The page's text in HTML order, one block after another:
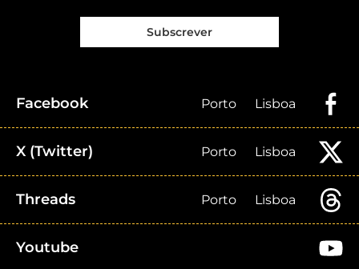
Subscrever
Facebook Porto Lisboa
X (Twitter) Porto Lisboa
Threads Porto Lisboa
Youtube